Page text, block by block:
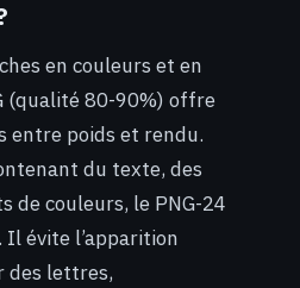
en couleurs et en
(qualité 80-90%) offre
entre poids et rendu.
du texte, des
de couleurs, le PNG-24
évite l’apparition
des lettres,